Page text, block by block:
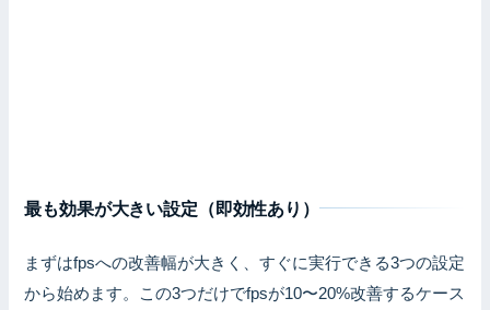
最も効果が大きい設定（即効性あり）
まずはfpsへの改善幅が大きく、すぐに実行できる3つの設定
から始めます。この3つだけでfpsが10〜20%改善するケース